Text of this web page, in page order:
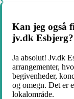
Kan jeg også
jv.dk Esbjerg?
Ja absolut! Jv.dk
arrangementer,
begivenheder,
og omegn. Det er
lokalområde.